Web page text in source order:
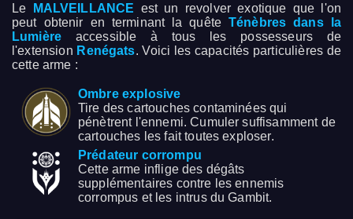
Le
MALVEILLANCE est un revolver exotique que l'on
peut obtenir en terminant la quête Ténèbres dans la
Lumière accessible à tous les possesseurs de
l'extension Renégats. Voici les capacités particulières de
cette arme :
Ombre explosive
Tire des cartouches contaminées qui
pénètrent l'ennemi. Cumuler suffisamment de
cartouches les fait toutes exploser.
Prédateur corrompu
Cette arme inflige des dégâts
supplémentaires contre les ennemis
corrompus et les intrus du Gambit.